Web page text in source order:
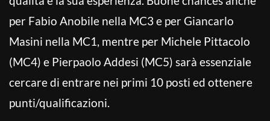
per Fabio Anobile nella MC3 e per Giancarlo
Masini nella MC1, mentre per Michele Pittacolo
(MC4) e Pierpaolo Addesi (MC5) sarà essenziale
cercare di entrare nei primi 10 posti ed ottenere
punti/qualificazioni.